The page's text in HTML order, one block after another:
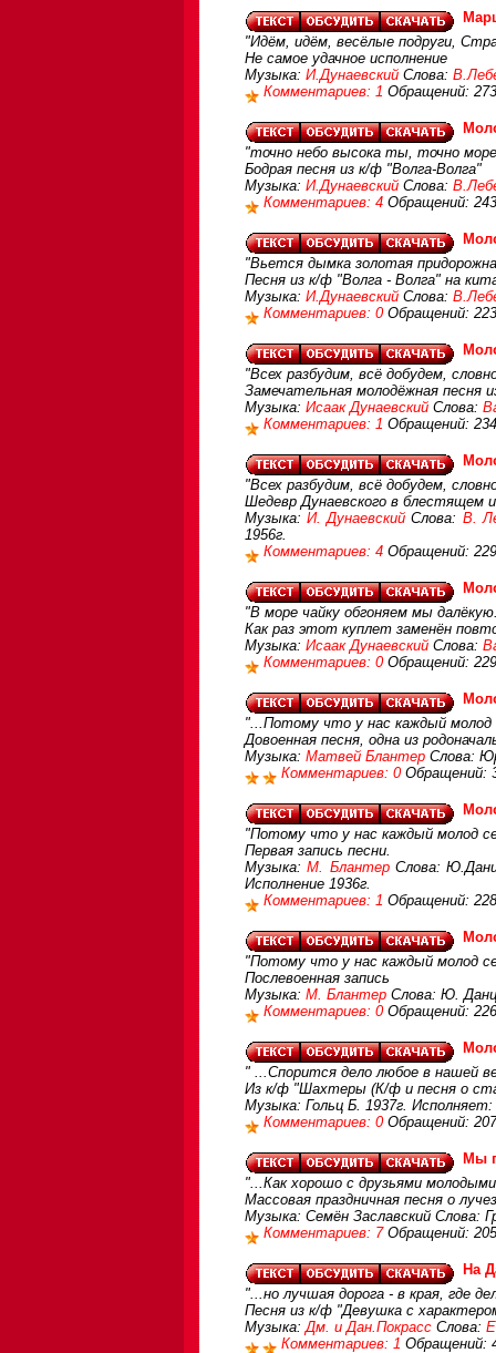
"Идём, идём, весёлые подруги,
Не самое удачное исполнение
Музыка: И.Дунаевский Слова:
Комментариев: 1 Обращений:
"точно небо высока ты, точно
Бодрая песня из к/ф "Волга-Волга"
Музыка: И.Дунаевский Слова:
Комментариев: 4 Обращений:
"Вьется дымка золотая
Песня из к/ф "Волга - Волга" на
Музыка: И.Дунаевский Слова:
Комментариев: 0 Обращений:
"Всех разбудим, всё добудем,
Замечательная молодёжная песня
Музыка: Исаак Дунаевский Слова:
Комментариев: 1 Обращений:
"Всех разбудим, всё добудем,
Шедевр Дунаевского в блестящем
Музыка:И. Дунаевский Слова: В.
1956г.
Комментариев: 4 Обращений:
"В море чайку обгоняем мы
Как раз этот куплет заменён
Музыка: Исаак Дунаевский Слова:
Комментариев: 0 Обращений:
"...Потому что у нас каждый молод
Довоенная песня, одна из
Музыка: Матвей Блантер Слова:
Комментариев: 0 Обращений:
"Потому что у нас каждый молод
Первая запись песни.
Музыка:М. БлантерСлова:
Исполнение 1936г.
Комментариев: 1 Обращений:
"Потому что у нас каждый молод
Послевоенная запись
Музыка: М. Блантер Слова: Ю.
Комментариев: 0 Обращений:
" ...Спорится дело любое в нашей
Из к/ф "Шахтеры (К/ф и песня о
Музыка: Гольц Б. 1937г.
Комментариев: 0 Обращений:
Мы
"...Как хорошо с друзьями
Массовая праздничная песня о
Музыка: Семён Заславский Слова:
Комментариев: 7 Обращений:
На
"...но лучшая дорога - в края, где
Песня из к/ф "Девушка с
Музыка:Дм. и Дан.Покрасс Слова:
Комментариев: 1 Обращений: